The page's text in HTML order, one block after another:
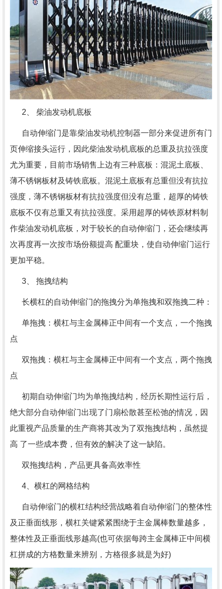
2、 柴油发动机底板
自动伸缩门是靠柴油发动机控制器一部分来促进所有门
页伸缩接头运行，因此柴油发动机底板的总重及抗拉强度
尤为重要，目前市场销售上边有三种底板：混泥土底板、
薄不锈钢板材及铸铁底板。混泥土底板有总重但没有抗拉
强度，薄不锈钢板材有抗拉强度但没有总重，超厚的铸铁
底板不仅有总重又有抗拉强度。采用超厚的铸铁原材料制
作柴油发动机底板，对于较长的自动伸缩门，还会继续再
次再度再一次按市场份额提高 配重块，使自动伸缩门运行
更加平稳。
3、 拖拽结构
长横杠的自动伸缩门的拖拽分为单拖拽和双拖拽二种：
单拖拽：横杠与主金属棒正中间有一个支点，一个拖拽
点
双拖拽：横杠与主金属棒正中间有一个支点，两个拖拽
点
初期自动伸缩门均为单拖拽结构，经历长期性运行后，
绝大部分自动伸缩门出现了门扇松散甚至松弛的情况，因
此重视产品质量的生产商将其改为了双拖拽结构，虽然提
高 了一些成本费，但有效的解决了这一缺陷。
双拖拽结构，产品更具备高效率性
4、横杠的网格结构
自动伸缩门的横杠结构经营战略着自动伸缩门的整体性
及正垂面线形，横杠关键紧紧围绕于主金属棒数量越多，
整体性及正垂面线形越高(也可依据每跨主金属棒正中间横
杠拼成的方格数量来辨别，方格很多就是为好)